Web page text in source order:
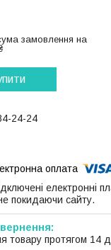
замовлення на
24-24
електронні
покидаючи сайту.
товару протягом 14